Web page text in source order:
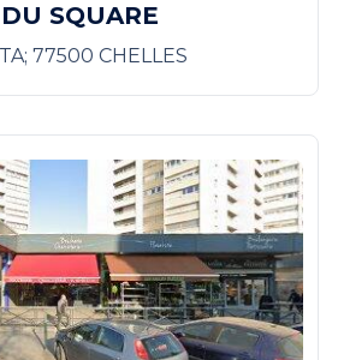
SQUARE
77500 CHELLES